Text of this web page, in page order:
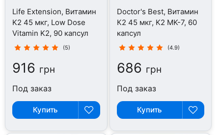
Life Extension, Витамин
K2 45 мкг, Low Dose
Vitamin K2, 90 капсул
(5)
916 грн
Под заказ
Купить
Doctor's Best, Витамин
К2 45 мкг, K2 MK-7, 60
капсул
(4.9)
686 грн
Под заказ
Купить